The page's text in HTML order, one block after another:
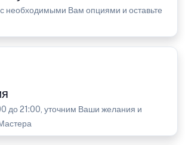
необходимыми Вам опциями и оставьте
до 21:00, уточним Ваши желания и